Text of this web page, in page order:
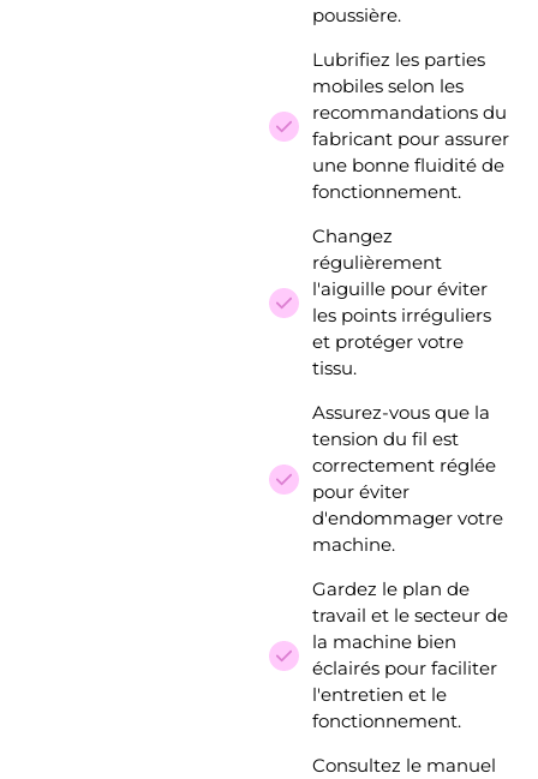
poussière.
Lubrifiez les parties
mobiles selon les
recommandations du
fabricant pour assurer
une bonne fluidité de
fonctionnement.
Changez
régulièrement
l'aiguille pour éviter
les points irréguliers
et protéger votre
tissu.
Assurez-vous que la
tension du fil est
correctement réglée
pour éviter
d'endommager votre
machine.
Gardez le plan de
travail et le secteur de
la machine bien
éclairés pour faciliter
l'entretien et le
fonctionnement.
Consultez le manuel